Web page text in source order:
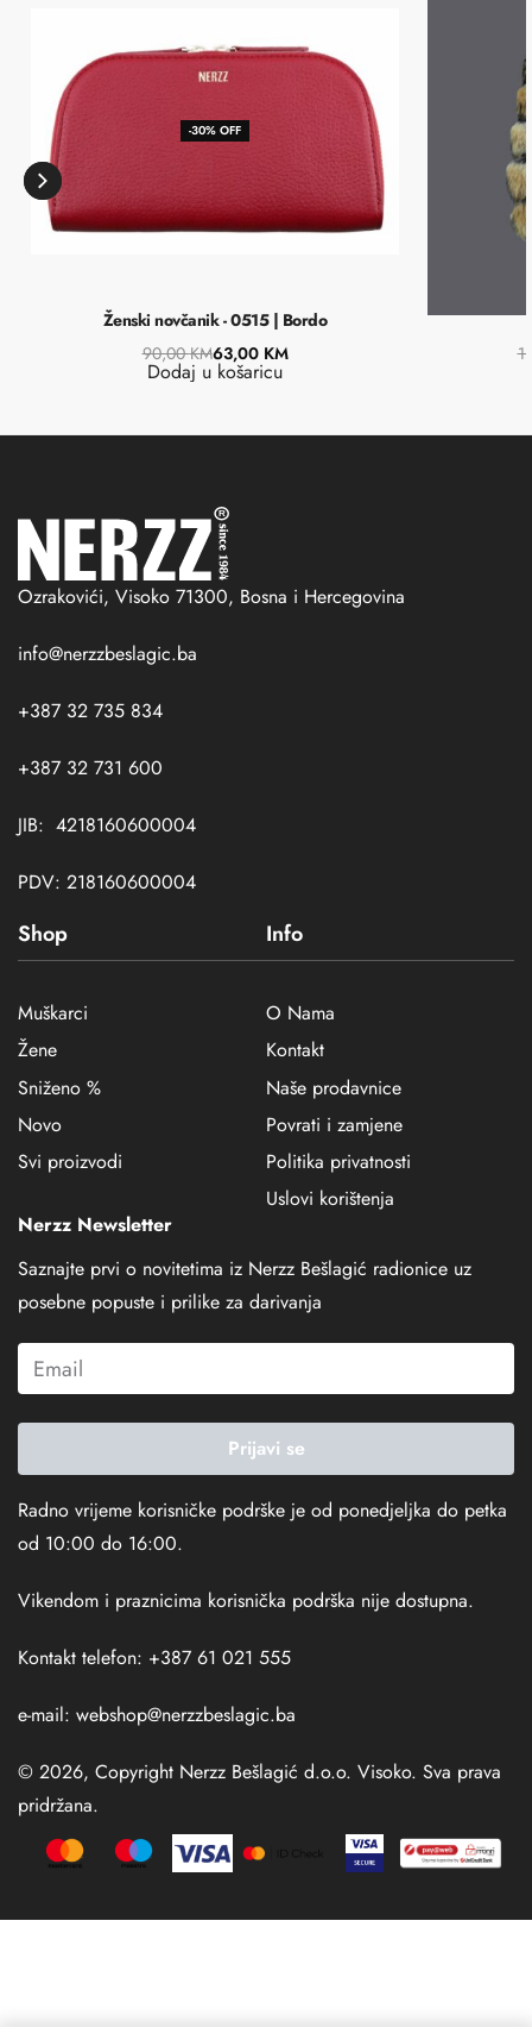
-30% OFF
Ženski novčanik - 0515 | Bordo
90,00KM63,00 KM
Dodaj u košaricu
Ozrakovići, Visoko 71300, Bosna i Hercegovina
info@nerzzbeslagic.ba
+387 32 735 834
+387 32 731 600
JIB: 4218160600004
PDV: 218160600004
Shop
Muškarci
Žene
Sniženo %
Novo
Svi proizvodi
Info
O Nama
Kontakt
Naše prodavnice
Povrati i zamjene
Politika privatnosti
Uslovi korištenja
Nerzz Newsletter
Saznajte prvi o novitetima iz Nerzz Bešlagić radionice uz
posebne popuste i prilike za darivanja
Prijavi se
Radno vrijeme korisničke podrške je od ponedjeljka do petka
od 10:00 do 16:00.
Vikendom i praznicima korisnička podrška nije dostupna.
Kontakt telefon: +387 61 021 555
e-mail: webshop@nerzzbeslagic.ba
© 2026, Copyright Nerzz Bešlagić d.o.o. Visoko. Sva prava
pridržana.